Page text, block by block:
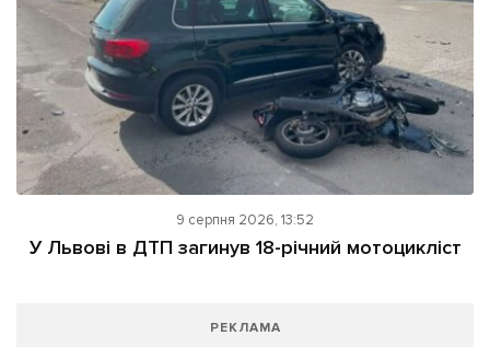
9 серпня 2026, 13:52
У Львові в ДТП загинув 18-річний мотоцикліст
РЕКЛАМА